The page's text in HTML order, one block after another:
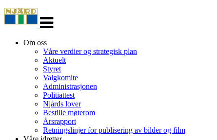
navigasjon
Om oss
Våre verdier og strategisk plan
Aktuelt
Styret
Valgkomite
Administrasjonen
Politiattest
Njårds lover
Bestille møterom
Årsrapport
Retningslinjer for publisering av bilder og film